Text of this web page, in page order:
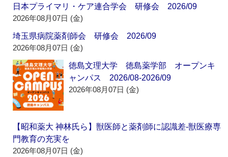
日本プライマリ・ケア連合学会 研修会 2026/09
2026年08月07日 (金)
埼玉県病院薬剤師会 研修会 2026/09
2026年08月07日 (金)
徳島文理大学 徳島薬学部 オープンキ
ャンパス 2026/08-2026/09
2026年08月07日 (金)
【昭和薬大 神林氏ら】獣医師と薬剤師に認識差‐獣医療専
門教育の充実を
2026年08月07日 (金)